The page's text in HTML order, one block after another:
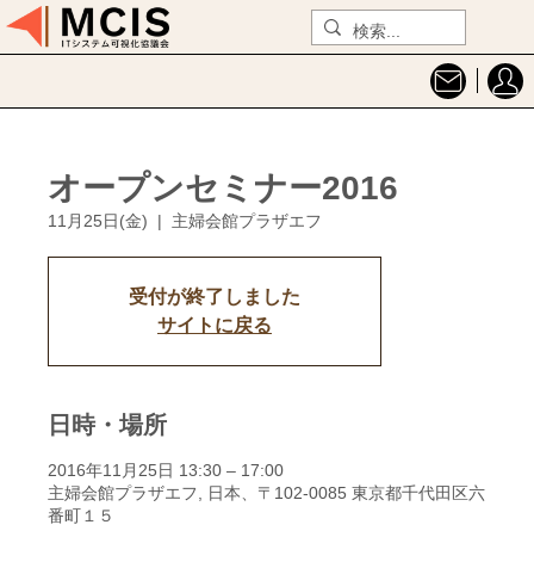
オープンセミナー2016
11月25日(金)
  |
主婦会館プラザエフ
受付が終了しました
サイトに戻る
日時・場所
2016年11月25日 13:30 – 17:00
主婦会館プラザエフ, 日本、〒102-0085 東京都千代田区六
番町１５